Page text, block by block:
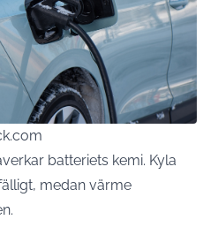
batteriets kemi. Kyla
medan värme